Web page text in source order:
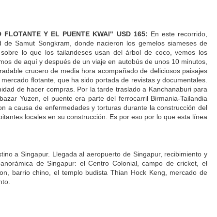
Y EL PUENTE KWAI" USD 165: En este recorrido,
Samut Songkram, donde nacieron los gemelos siameses de
lo que los tailandeses usan del árbol de coco, vemos los
de aquí y después de un viaje en autobús de unos 10 minutos,
crucero de media hora acompañado de deliciosos paisajes
flotante, que ha sido portada de revistas y documentales.
de hacer compras. Por la tarde traslado a Kanchanaburi para
Yuzen, el puente era parte del ferrocarril Birmania-Tailandia
a causa de enfermedades y torturas durante la construcción del
locales en su construcción. Es por eso por lo que esta línea
a Singapur. Llegada al aeropuerto de Singapur, recibimiento y
de Singapur: el Centro Colonial, campo de cricket, el
barrio chino, el templo budista Thian Hock Keng, mercado de